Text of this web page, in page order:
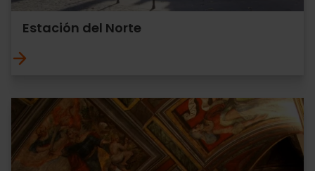
Estación del Norte